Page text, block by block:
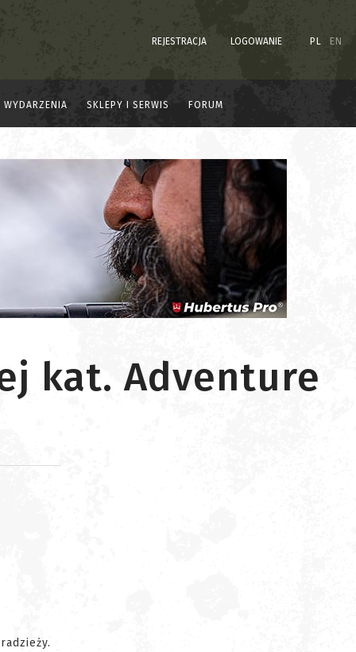
REJESTRACJA LOGOWANIE PL EN
WYDARZENIA SKLEPY I SERWIS FORUM
kat. Adventure